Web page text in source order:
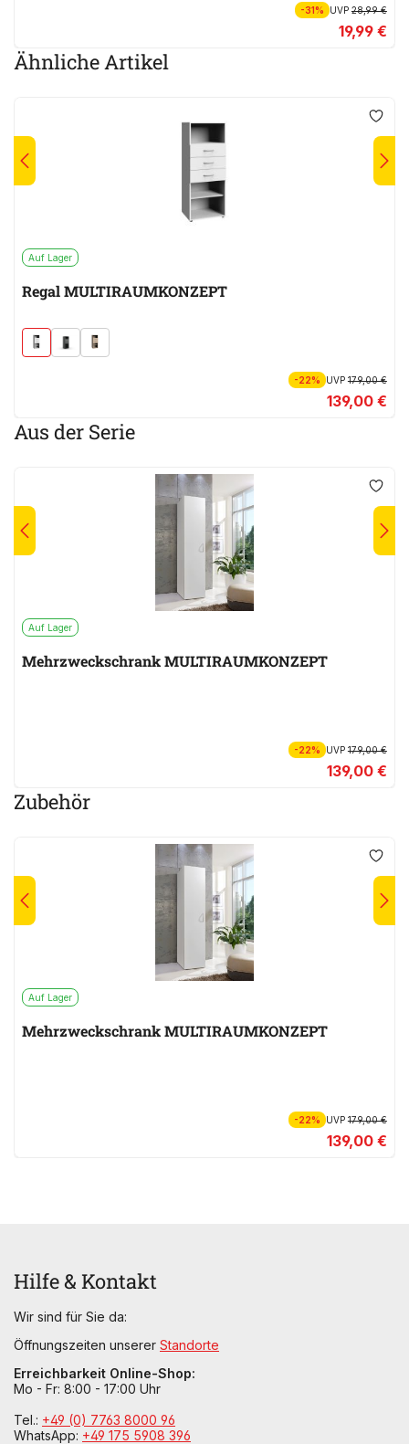
-31% UVP28,99 €
19,99 €
Ähnliche Artikel
Auf Lager
Regal MULTIRAUMKONZEPT
-22% UVP179,00 €
139,00 €
Aus der Serie
Auf Lager
Mehrzweckschrank MULTIRAUMKONZEPT
-22% UVP179,00 €
139,00 €
Zubehör
Auf Lager
Mehrzweckschrank MULTIRAUMKONZEPT
-22% UVP179,00 €
139,00 €
Hilfe & Kontakt
Wir sind für Sie da:
Öffnungszeiten unserer Standorte
Erreichbarkeit Online-Shop:
Mo - Fr: 8:00 - 17:00 Uhr
Tel.: +49 (0) 7763 8000 96
WhatsApp: +49 175 5908 396